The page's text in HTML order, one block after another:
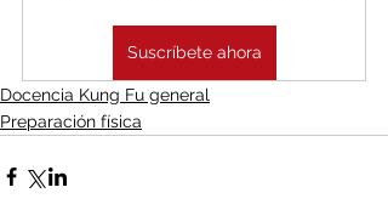
Suscríbete ahora
Docencia Kung Fu general
Preparación física